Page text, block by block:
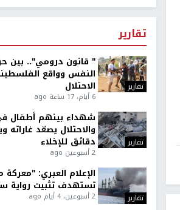
تقارير
تقارير
" قانون درومي".. بين
النفس وواقع
الاحتلال
6 أيام، 17 ساعة ago
تقارير
شهداء بينهم أطفال
والاحتلال يصعّد غاراته
دقائق للإخلاء
2 أسبوعين ago
تقارير
الإعلام العبري:
تستهدف تثبيت رواية
2 أسبوعين، 4 أيام ago